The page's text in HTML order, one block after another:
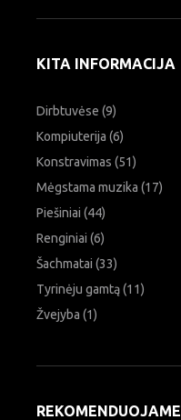
KITA INFORMACIJA
Dirbtuvėse (9)
Kompiuterija (6)
Konstravimas (51)
Mėgstama muzika (17)
Piešiniai (44)
Renginiai (6)
Šachmatai (33)
Tyrinėju gamtą(11)
Žvejyba (1)
REKOMENDUOJAME